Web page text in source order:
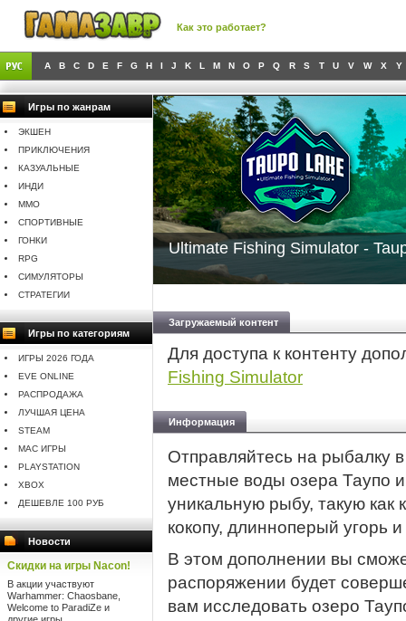
Как это работает?
A B C D E F G H I J K L M N O P Q R S T U V W X Y
Игры по жанрам
ЭКШЕН
ПРИКЛЮЧЕНИЯ
КАЗУАЛЬНЫЕ
ИНДИ
MMO
СПОРТИВНЫЕ
ГОНКИ
RPG
СИМУЛЯТОРЫ
СТРАТЕГИИ
Игры по категориям
ИГРЫ 2026 ГОДА
EVE ONLINE
РАСПРОДАЖА
ЛУЧШАЯ ЦЕНА
STEAM
MAC ИГРЫ
PLAYSTATION
XBOX
ДЕШЕВЛЕ 100 РУБ
Новости
Скидки на игры Nacon!
В акции участвуют
Warhammer: Chaosbane,
Welcome to ParadiZe и
Ultimate Fishing Simulator -
Загружаемый контент
Для доступа к контенту
Fishing Simulator
Информация
Отправляйтесь на рыбалку
местные воды озера Таупо
уникальную рыбу, такую ​​как
кокопу, длинноперый угорь
В этом дополнении вы
распоряжении будет
вам исследовать озеро